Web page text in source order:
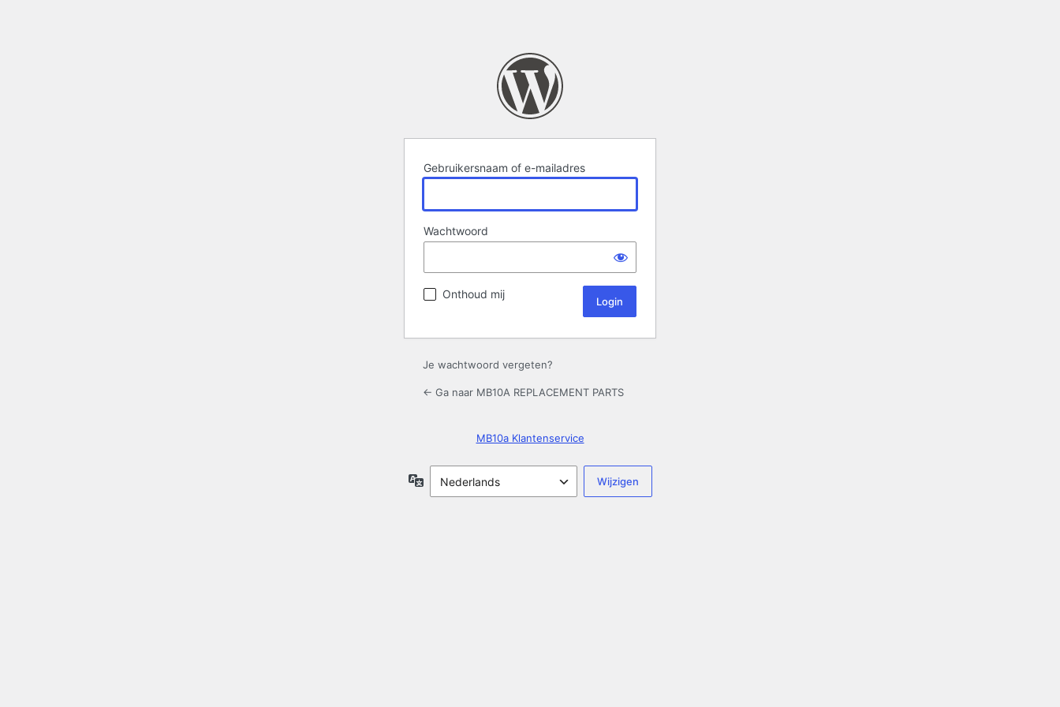
Gebruikersnaam of e-mailadres
Wachtwoord
Onthoud mij
Je wachtwoord vergeten?
← Ga naar MB10A REPLACEMENT PARTS
MB10a Klantenservice
Taal